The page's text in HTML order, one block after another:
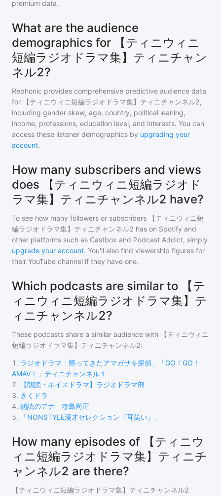
premium data.
What are the audience
demographics for 【ティニウィニ
短編ラジオドラマ集】ティニチャン
ネル2?
Rephonic provides comprehensive predictive audience data
for
【ティニウィニ短編ラジオドラマ集】ティニチャンネル2,
including gender skew, age, country, political leaning,
income, professions, education level, and interests. You can
access these listener demographics by upgrading your
account.
How many subscribers and views
does 【ティニウィニ短編ラジオド
ラマ集】ティニチャンネル2 have?
To see how many followers or subscribers
【ティニウィニ短
編ラジオドラマ集】ティニチャンネル2 has on Spotify and
other platforms such as Castbox and Podcast Addict, simply
upgrade your account. You'll also find viewership figures for
their YouTube channel if they have one.
Which podcasts are similar to 【テ
ィニウィニ短編ラジオドラマ集】テ
ィニチャンネル2?
These podcasts share a similar audience with
【ティニウィニ
短編ラジオドラマ集】ティニチャンネル2:
1 . ラジオドラマ「帰ってきたアマガサキ探偵」「GO！GO！
AMAⅤ！」ティニチャンネル１
2.
【朗読・ボイスドラマ】ラジオドラマ部
3. きくドラ
4. 朗読のアナ 寺島尚正
5. 「NONSTYLE漫才セレクション『耳笑い』」
How many episodes of 【ティニウ
ィニ短編ラジオドラマ集】ティニチ
ャンネル2 are there?
【ティニウィニ短編ラジオドラマ集】ティニチャンネル2